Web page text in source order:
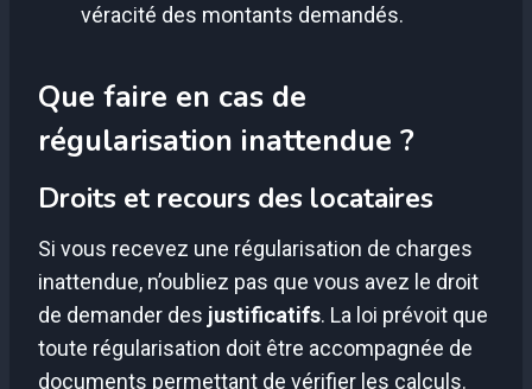
véracité des montants demandés.
Que faire en cas de
régularisation inattendue ?
Droits et recours des locataires
Si vous recevez une régularisation de charges
inattendue, n’oubliez pas que vous avez le droit
de demander des justificatifs. La loi prévoit que
toute régularisation doit être accompagnée de
documents permettant de vérifier les calculs.